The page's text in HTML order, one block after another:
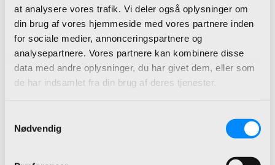
at analysere vores trafik. Vi deler også oplysninger om
din brug af vores hjemmeside med vores partnere inden
for sociale medier, annonceringspartnere og
analysepartnere. Vores partnere kan kombinere disse
data med andre oplysninger, du har givet dem, eller som
de har indsamlet fra din brug af deres tjenester.
Nødvendig
Med Dynamics 365BC On Prem,
er det op til dig, hvor du vil have
Business Central installeret – på
egen server, i hostingcenter eller
hos Microsoft på Azure.
365BC On Prem binder man sig